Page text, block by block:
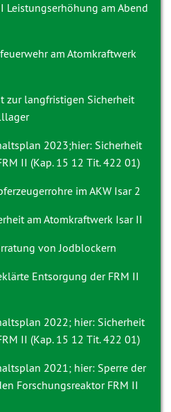
Leistungserhöhung am Abend
am Atomkraftwerk
zur langfristigen Sicherheit
2023;hier: Sicherheit
II (Kap. 15 12 Tit. 422 01)
im AKW Isar 2
am Atomkraftwerk Isar II
von Jodblockern
Entsorgung der FRM II
2022; hier: Sicherheit
II (Kap. 15 12 Tit. 422 01)
2021; hier: Sperre der
Forschungsreaktor FRM II